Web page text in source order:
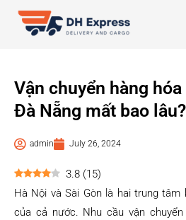
Vận chuyển hàng
Đà Nẵng mất bao lâu?
admin July 26, 2024
3.8 (15)
Hà Nội và Sài Gòn là hai trung tâm
của cả nước. Nhu cầu vận